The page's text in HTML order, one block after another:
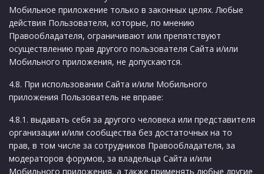
Мобильное приложение только в законных целях. Любые
действия Пользователя, которые, по мнению
Правообладателя, ограничивают или препятствуют
осуществлению прав другого пользователя Сайта и/или
Мобильного приложения, не допускаются.
4.8. При использовании Сайта и/или Мобильного
приложения Пользователь не вправе:
4.8.1. выдавать себя за другого человека или представителя
организации и/или сообщества без достаточных на то
прав, в том числе за сотрудников Правообладателя, за
модераторов форумов, за владельца Сайта и/или
Мобильного приложения, а также применять любые другие